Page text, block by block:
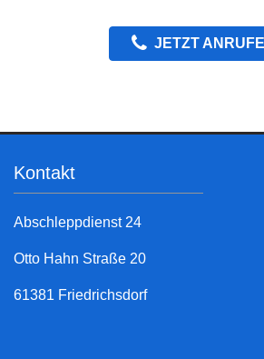
JETZT
Kontakt
Abschleppdienst 24
Otto Hahn Straße 20
61381 Friedrichsdorf